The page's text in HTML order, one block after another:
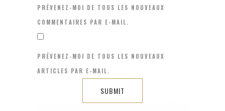
PRÉVENEZ-MOI DE TOUS LES NOUVEAUX
COMMENTAIRES PAR E-MAIL.
PRÉVENEZ-MOI DE TOUS LES NOUVEAUX
ARTICLES PAR E-MAIL.